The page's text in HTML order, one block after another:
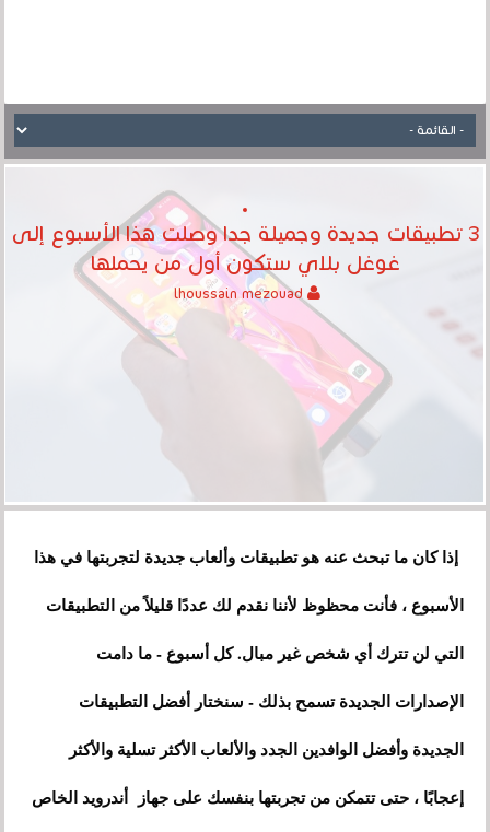
3 تطبيقات جديدة وجميلة جدا وصلت هذا الأسبوع إلى
غوغل بلاي ستكون أول من يحملها
إذا كان ما تبحث عنه هو تطبيقات وألعاب جديدة لتجربتها في هذا
الأسبوع ، فأنت محظوظ لأننا نقدم لك عددًا قليلاً من التطبيقات
التي لن تترك أي شخص غير مبال. كل أسبوع - ما دامت
الإصدارات الجديدة تسمح بذلك - سنختار أفضل التطبيقات
الجديدة وأفضل الوافدين الجدد والألعاب الأكثر تسلية والأكثر
إعجابًا ، حتى تتمكن من تجربتها بنفسك على جهاز أندرويد الخاص